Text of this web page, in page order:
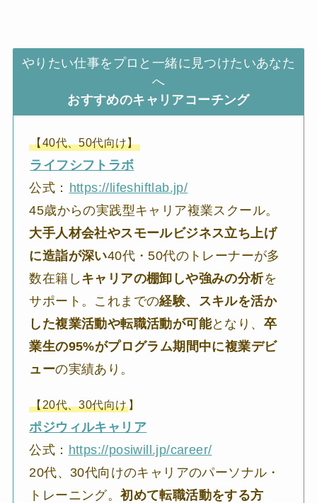
やりたい仕事をプロと一緒に見つけたいあなた
へ
おすすめのキャリアコーチング
【40代、50代向け】
ライフシフトラボ
公式： https://lifeshiftlab.jp/
45歳からの実践型キャリア複業スクール。
大手人材会社やスモールビジネス立ち上げ
に造詣が深い40代・50代のトレーナーが多
数在籍し キャリアの棚卸しや強みの分析を
サポート。これまでの経験、スキルを活か
した複業活動や転職活動が可能となり、 卒
業生の95%がプログラム期間中に複業デビ
ューの実績あり。
【20代、30代向け 】
ポジウィルキャリア
公式： https://posiwill.jp/career/
20代、30代向けのキャリアのパーソナル・
トレーニング。初めて転職活動をする方